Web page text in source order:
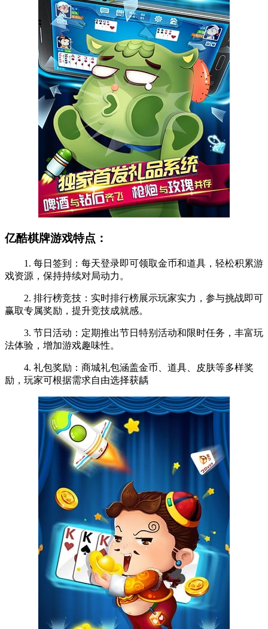
亿酷棋牌游戏特点：
1. 每日签到：每天登录即可领取金币和道具，轻松积累游
戏资源，保持持续对局动力。
2. 排行榜竞技：实时排行榜展示玩家实力，参与挑战即可
赢取专属奖励，提升竞技成就感。
3. 节日活动：定期推出节日特别活动和限时任务，丰富玩
法体验，增加游戏趣味性。
4. 礼包奖励：商城礼包涵盖金币、道具、皮肤等多样奖
励，玩家可根据需求自由选择获龋